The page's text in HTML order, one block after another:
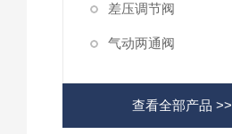
差压调节阀
气动两通阀
查看全部产品 >>